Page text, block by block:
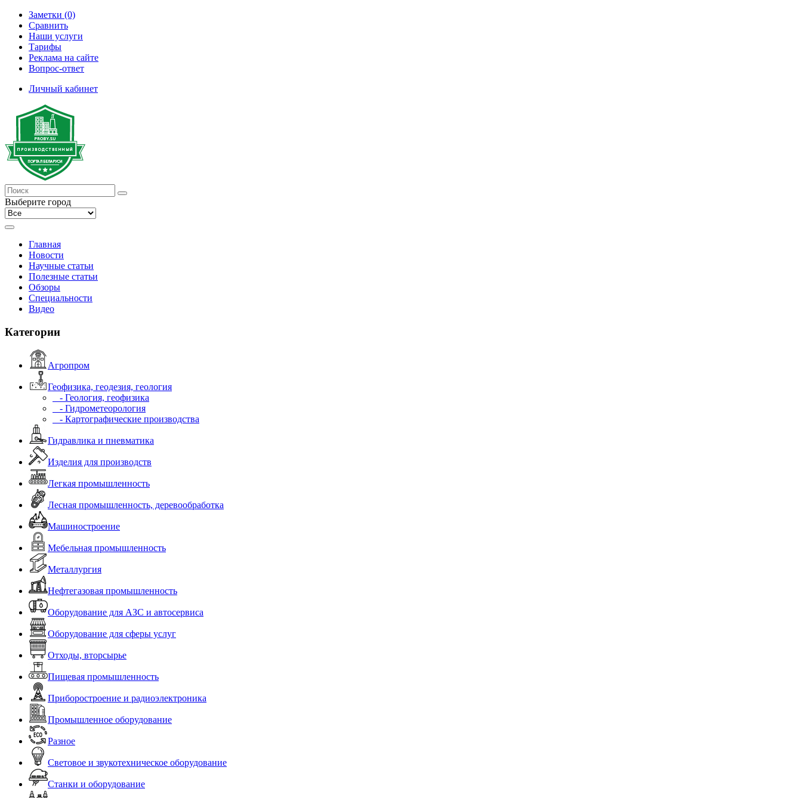
Заметки (0)
Сравнить
Наши услуги
Тарифы
Реклама на сайте
Вопрос-ответ
Личный кабинет
Выберите город
Главная
Новости
Научные статьи
Полезные статьи
Обзоры
Специальности
Видео
Категории
Агропром
Геофизика, геодезия, геология
- Геология, геофизика
- Гидрометеорология
- Картографические производства
Гидравлика и пневматика
Изделия для производств
Легкая промышленность
Лесная промышленность, деревообработка
Машиностроение
Мебельная промышленность
Металлургия
Нефтегазовая промышленность
Оборудование для АЗС и автосервиса
Оборудование для сферы услуг
Отходы, вторсырье
Пищевая промышленность
Приборостроение и радиоэлектроника
Промышленное оборудование
Разное
Световое и звукотехническое оборудование
Станки и оборудование